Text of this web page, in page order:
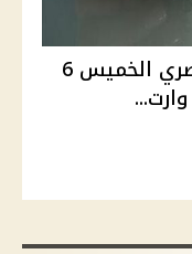
سعر الدولار مقابل الجنيه المصري الخميس 6